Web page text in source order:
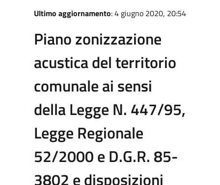
Ultimo aggiornamento: 4 giugno 2020, 20:54
Piano zonizzazione
acustica del territorio
comunale ai sensi
della Legge N. 447/95,
Legge Regionale
52/2000 e D.G.R. 85-
3802 e disposizioni